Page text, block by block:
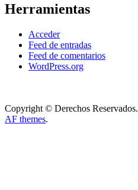
Herramientas
Acceder
Feed de entradas
Feed de comentarios
WordPress.org
Copyright © Derechos Reservados.
AF themes.